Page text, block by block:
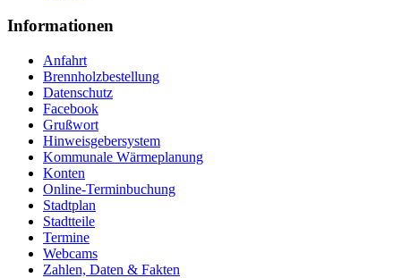
Informationen
Anfahrt
Brennholzbestellung
Datenschutz
Facebook
Grußwort
Hinweisgebersystem
Kommunale Wärmeplanung
Konten
Online-Terminbuchung
Stadtplan
Stadtteile
Termine
Webcams
Zahlen, Daten & Fakten